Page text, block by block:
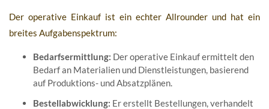
Der operative Einkauf ist ein echter Allrounder und hat ein
breites Aufgabenspektrum:
Bedarfsermittlung: Der operative Einkauf ermittelt den
Bedarf an Materialien und Dienstleistungen, basierend
auf Produktions- und Absatzplänen.
Bestellabwicklung: Er erstellt Bestellungen, verhandelt